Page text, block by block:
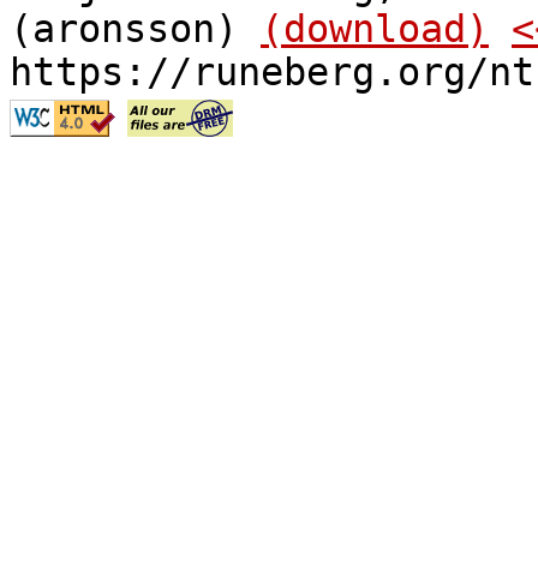
(aronsson)
(download)
https://runeberg.org/